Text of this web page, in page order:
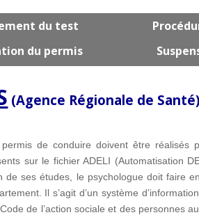
du test
du permis
(Agence Régionale de Santé)
de conduire doivent être réalisés
sur le fichier ADELI (Automatisation
ses études, le psychologue doit faire
Il s’agit d’un système
de l’action sociale et des personnes